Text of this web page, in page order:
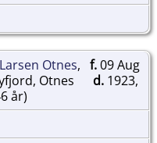
Otnes, f.09 Aug
Otnes
d. 1923,
år)